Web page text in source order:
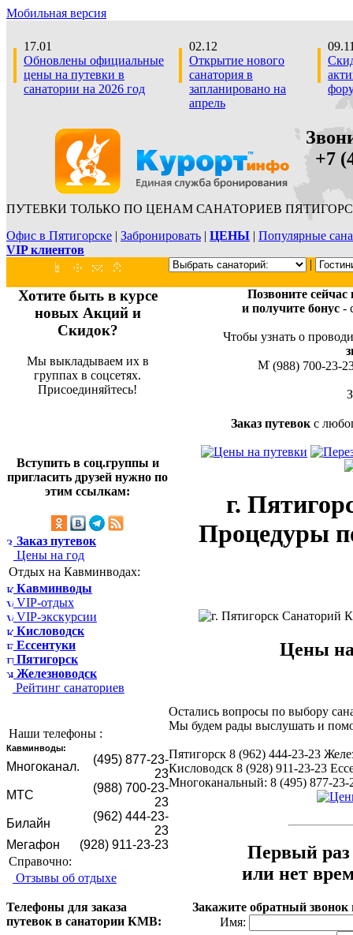
Мобильная версия
17.01
Обновлены официальные
цены на путевки в
санатории на 2026 год
02.12
Открытие нового
санатория в
запланировано на
апрель
+7
ПУТЕВКИ ТОЛЬКО ПО ЦЕНАМ САНАТОРИЕВ
Офис в Пятигорске | Забронировать | ЦЕНЫ | Популярные
VIP клиентов
|
Хотите быть в курсе
новых Акций и
Скидок?
Мы выкладываем их в
группах в соцсетях.
Присоединяйтесь!
Вступить в соц.группы и
пригласить друзей нужно по
этим ссылкам:
Заказ путевок
Цены на год
Отдых на Кавминводах:
Кавминводы
VIP-отдых
VIP-экскурсии
Кисловодск
Ессентуки
Пятигорск
Железноводск
Рейтинг санаториев
Наши телефоны :
Кавминводы:
Mногоканал.
(495) 877-23-
23
МТС
(988) 700-23-
23
Билайн
(962) 444-23-
23
Мегафон
(928) 911-23-23
Справочно:
Отзывы об отдыхе
Телефоны для заказа
путевок в санатории КМВ:
Позвоните
и получите бонус-
Чтобы узнать о
(988) 700-23-
Заказ путевок с
г.
Процедуры
Цены на
Остались вопросы по выбору
Мы будем рады выслушать и
Пятигорск 8 (962) 444-23-23
Кисловодск 8 (928) 911-23-23
Многоканальный: 8 (495) 877-23-
Первый раз
или нет
Закажите обратный звонок
Имя: